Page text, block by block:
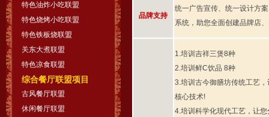
特色油炸小吃联盟
特色烧烤小吃联盟
特色铁板烧联盟
关东大煮联盟
特色凉食联盟
综合餐厅联盟项目
古风餐厅联盟
休闲餐厅联盟
品牌支持
统一广告宣传、统一设计方
系统，助您全面创建品牌店
1.培训吉祥三煲8种
2.培训鲜C饮品 8种
3.培训古今御膳坊传统工艺
核心技术!
4.培训科学化现代工艺，让